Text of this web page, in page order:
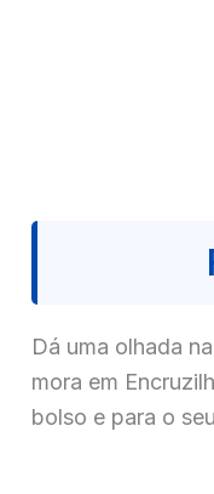
Dá uma olhada
mora em
bolso e para o